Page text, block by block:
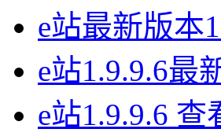
e站最新版本
e站1.9.9.6最
e站1.9.9.6 查